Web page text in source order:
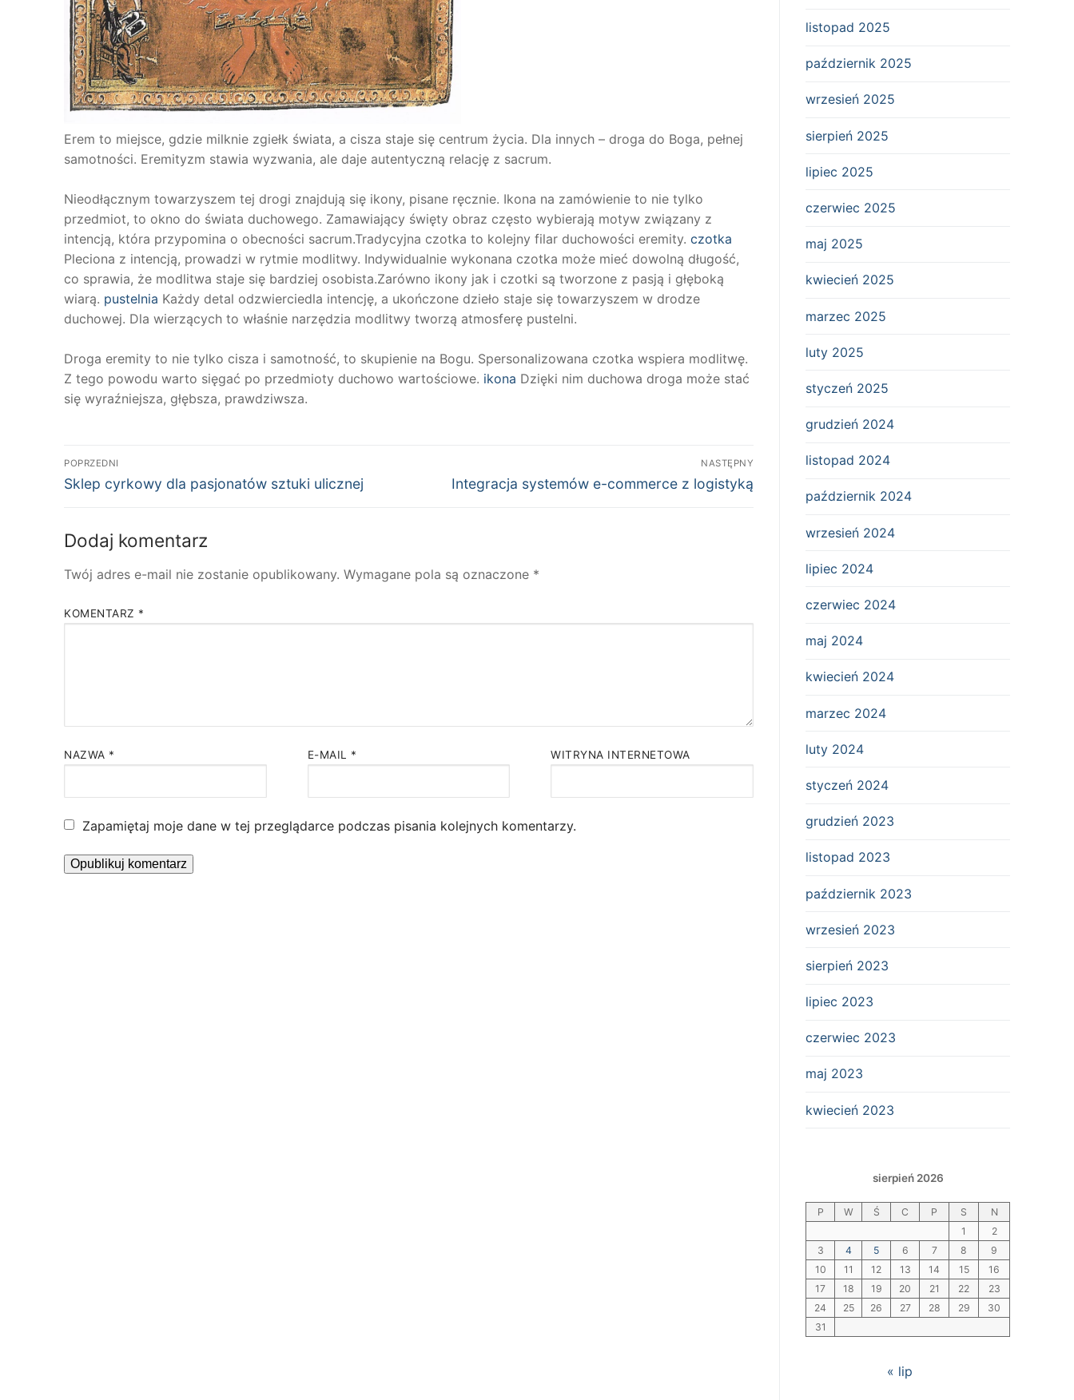
Erem to miejsce, gdzie milknie zgiełk świata, a cisza staje się centrum życia. Dla innych – droga do Boga, pełnej
samotności. Eremityzm stawia wyzwania, ale daje autentyczną relację z sacrum.
Nieodłącznym towarzyszem tej drogi znajdują się ikony, pisane ręcznie. Ikona na zamówienie to nie tylko
przedmiot, to okno do świata duchowego. Zamawiający święty obraz często wybierają motyw związany z
intencją, która przypomina o obecności sacrum.Tradycyjna czotka to kolejny filar duchowości eremity. czotka
Pleciona z intencją, prowadzi w rytmie modlitwy. Indywidualnie wykonana czotka może mieć dowolną długość,
co sprawia, że modlitwa staje się bardziej osobista.Zarówno ikony jak i czotki są tworzone z pasją i głęboką
wiarą. pustelnia Każdy detal odzwierciedla intencję, a ukończone dzieło staje się towarzyszem w drodze
duchowej. Dla wierzących to właśnie narzędzia modlitwy tworzą atmosferę pustelni.
Droga eremity to nie tylko cisza i samotność, to skupienie na Bogu. Spersonalizowana czotka wspiera modlitwę.
Z tego powodu warto sięgać po przedmioty duchowo wartościowe. ikona Dzięki nim duchowa droga może stać
się wyraźniejsza, głębsza, prawdziwsza.
Nawigacja
wpisu
POPRZEDNI
Poprzedni
Sklep cyrkowy dla pasjonatów sztuki ulicznej
NASTĘPNY
Następny
Integracja systemów e-commerce z logistyką
Dodaj komentarz
Twój adres e-mail nie zostanie opublikowany. Wymagane pola są oznaczone *
KOMENTARZ *
NAZWA * E-MAIL * WITRYNA INTERNETOWA
Zapamiętaj moje dane w tej przeglądarce podczas pisania kolejnych komentarzy.
listopad 2025
październik 2025
wrzesień 2025
sierpień 2025
lipiec 2025
czerwiec 2025
maj 2025
kwiecień 2025
marzec 2025
luty 2025
styczeń 2025
grudzień 2024
listopad 2024
październik 2024
wrzesień 2024
lipiec 2024
czerwiec 2024
maj 2024
kwiecień 2024
marzec 2024
luty 2024
styczeń 2024
grudzień 2023
listopad 2023
październik 2023
wrzesień 2023
sierpień 2023
lipiec 2023
czerwiec 2023
maj 2023
kwiecień 2023
sierpień 2026
P W Ś C P S
N
1
2
3
4 5 6 7 8
9
10
11 12 13 14 15
16
17
18 19 20 21 22
23
24
25 26 27 28 29
30
31
« lip